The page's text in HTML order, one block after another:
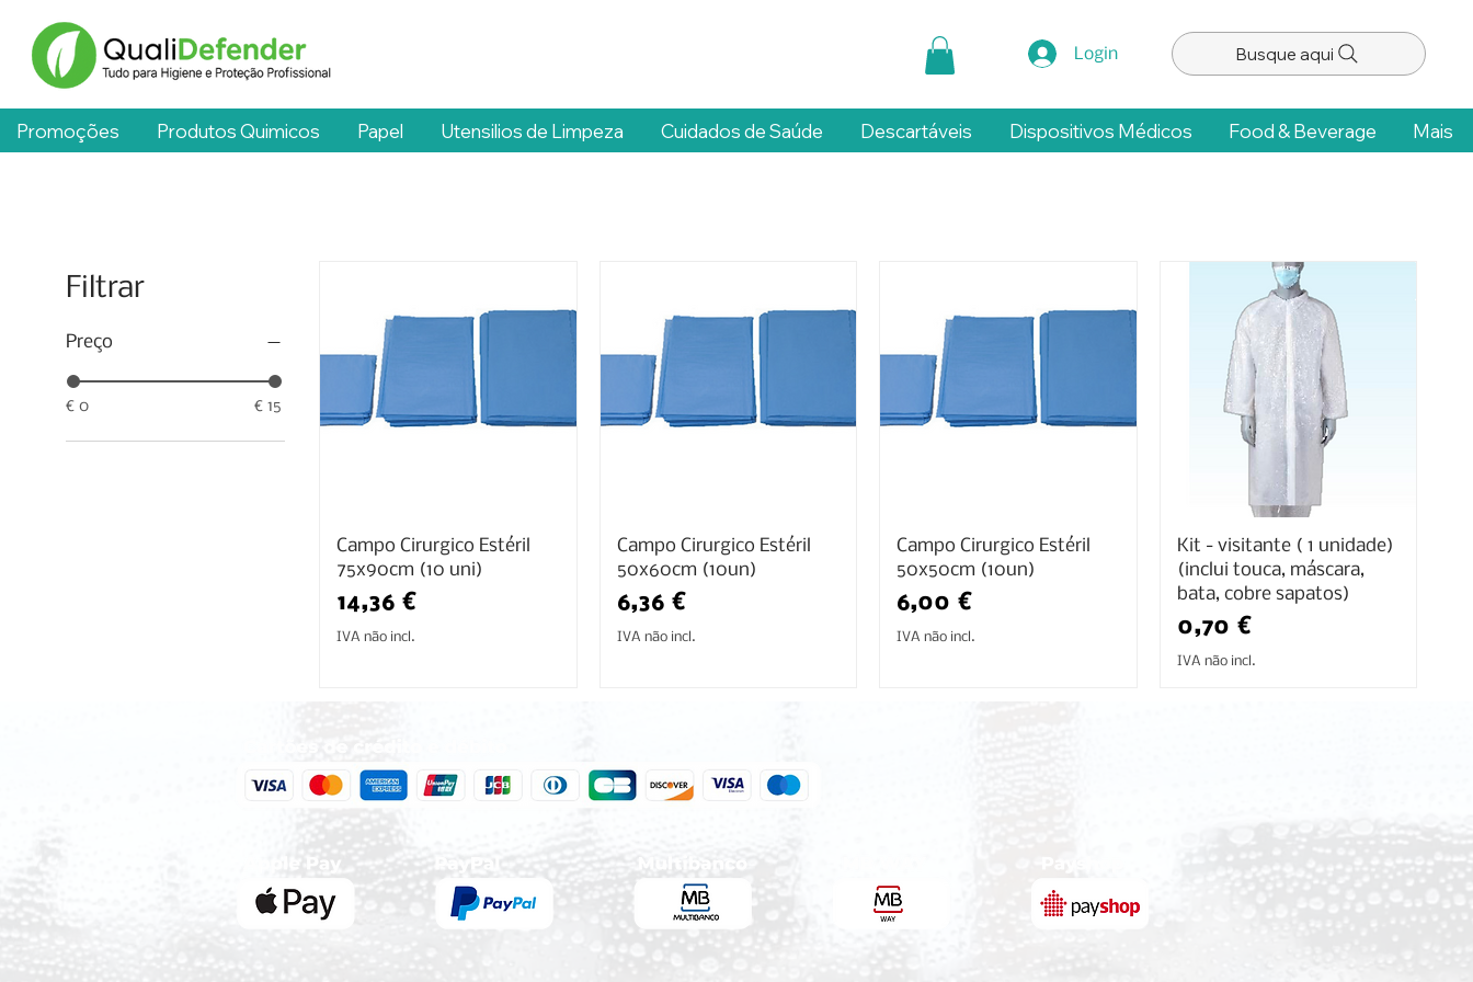
Login Busque aqui
Promoções Produtos Quimicos Papel Utensilios de Limpeza Cuidados de Saúde Descartáveis Dispositivos Médicos Food & Beverage Mais
Filtrar
Preço
€ 0 € 15
Campo Cirurgico Estéril
75x90cm (10 uni)
Preço
14,36 €
IVA não incl.
Campo Cirurgico Estéril
50x60cm (10un)
Preço
6,36 €
IVA não incl.
Campo Cirurgico Estéril
50x50cm (10un)
Preço
6,00 €
IVA não incl.
Kit - visitante ( 1 unidade)
(inclui touca, máscara,
bata, cobre sapatos)
Preço
0,70 €
IVA não incl.